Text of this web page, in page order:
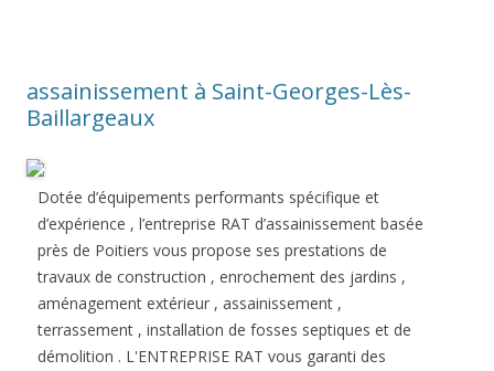
assainissement à Saint-Georges-Lès-
Baillargeaux
Dotée d’équipements performants spécifique et
d’expérience , l’entreprise RAT d’assainissement basée
près de Poitiers vous propose ses prestations de
travaux de construction , enrochement des jardins ,
aménagement extérieur , assainissement ,
terrassement , installation de fosses septiques et de
démolition . L'ENTREPRISE RAT vous garanti des